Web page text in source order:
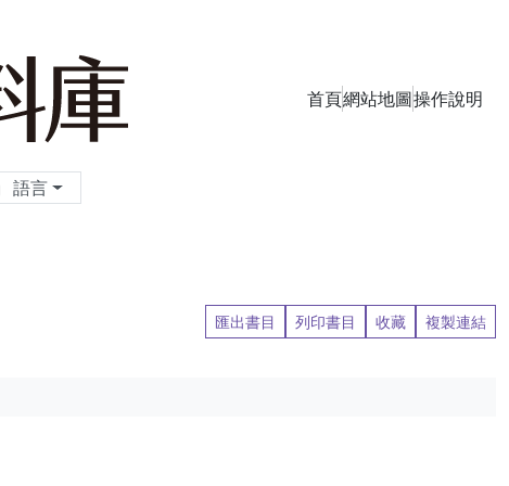
刊資料庫
首頁網站地圖操作說明
語言
匯出書目 列印書目 收藏 複製連結